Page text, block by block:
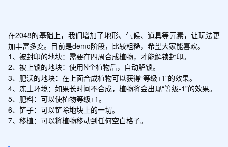
在2048的基础上，我们增加了地形、气候、道具等元素，让玩法更
加丰富多变。目前是demo阶段，比较粗糙，希望大家能喜欢。
1、被封印的地块：需要在四周合成植物，才能解锁封印。
2、被上锁的地块：使用N个植物后，自动解锁。
3、肥沃的地块：在上面合成植物可以获得“等级+1”的效果。
4、冻土环境：如果长时间不合成，植物将会出现“等级-1”的效果。
5、肥料：可以使植物等级+1。
6、铲子：可以铲除地块上的一切。
7、移植：可以将植物移动到任何空白格子。